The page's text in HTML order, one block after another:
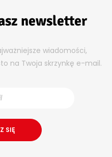
newsletter
wiadomości,
na Twoja skrzynkę e-mail.